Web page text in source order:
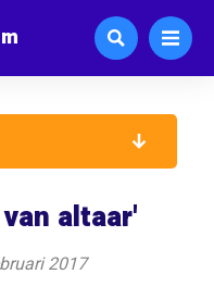
altaar'
2017